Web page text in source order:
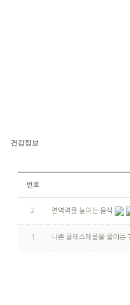
건강정보
번호
2 면역력을 높이는 음식
1 나쁜 콜레스테롤을 줄이는